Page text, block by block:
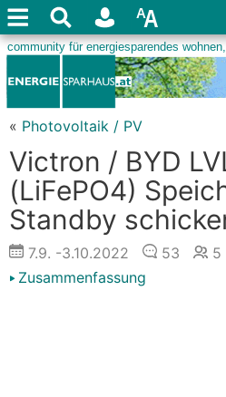
« Photovoltaik / PV
Victron / BYD
(LiFePO4)
Standby
7.9. -3.10.2022 53
5
Zusammenfassung